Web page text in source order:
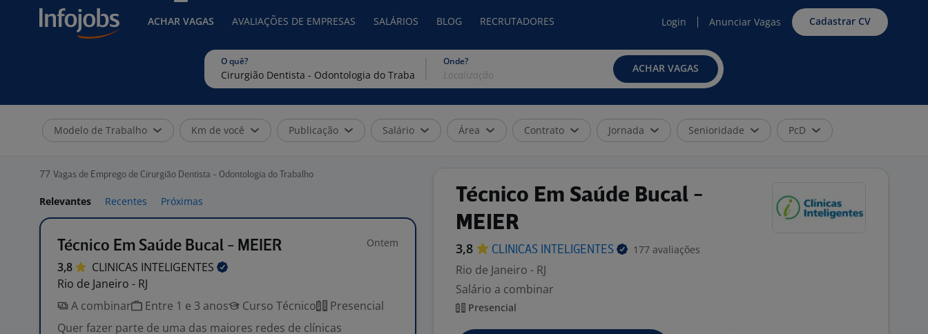
ACHAR VAGAS AVALIAÇÕES DE EMPRESAS SALÁRIOS BLOG RECRUTADORES Login Anunciar Vagas Cadastrar CV
O quê? Onde?
ACHAR VAGAS
Modelo de Trabalho Km de você Publicação Salário Área Contrato Jornada Senioridade PcD
77 Vagas de Emprego de Cirurgião Dentista - Odontologia do Trabalho
Relevantes Recentes Próximas
Técnico Em Saúde Bucal - MEIER Ontem
3,8 CLINICAS INTELIGENTES
Rio de Janeiro - RJ
A combinar
Entre 1 e 3 anos Curso Técnico
Presencial
Quer fazer parte de uma das maiores redes de clínicas
Técnico Em Saúde Bucal -
MEIER
3,8 CLINICAS INTELIGENTES 177 avaliações
Rio de Janeiro - RJ
Salário a combinar
Presencial